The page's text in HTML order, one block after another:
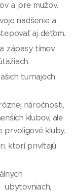
a pre mužov.
nadšenie a
aj deťom.
zápasy tímov,
turnajoch
náročnosti,
klubov, ale
prvoligové kluby.
ktorí privítajú
ubytovniach,